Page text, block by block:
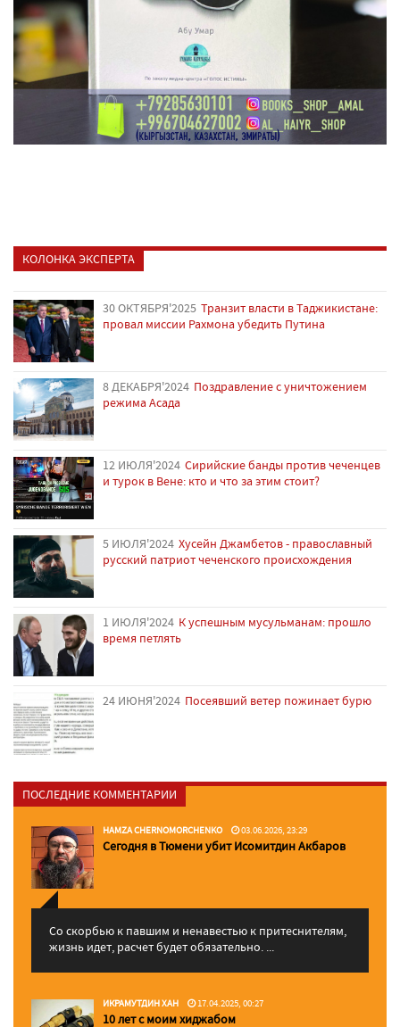
КОЛОНКА ЭКСПЕРТА
30 ОКТЯБРЯ'2025 Транзит власти в Таджикистане:
провал миссии Рахмона убедить Путина
8 ДЕКАБРЯ'2024 Поздравление с уничтожением
режима Асада
12 ИЮЛЯ'2024 Сирийские банды против чеченцев
и турок в Вене: кто и что за этим стоит?
5 ИЮЛЯ'2024 Хусейн Джамбетов - православный
русский патриот чеченского происхождения
1 ИЮЛЯ'2024 К успешным мусульманам: прошло
время петлять
24 ИЮНЯ'2024 Посеявший ветер пожинает бурю
ПОСЛЕДНИЕ КОММЕНТАРИИ
HAMZA CHERNOMORCHENKO 03.06.2026, 23:29
Сегодня в Тюмени убит Исомитдин Акбаров
Со скорбью к павшим и ненавестью к притеснителям,
жизнь идет, расчет будет обязательно. ...
ИКРАМУТДИН ХАН 17.04.2025, 00:27
10 лет с моим хиджабом